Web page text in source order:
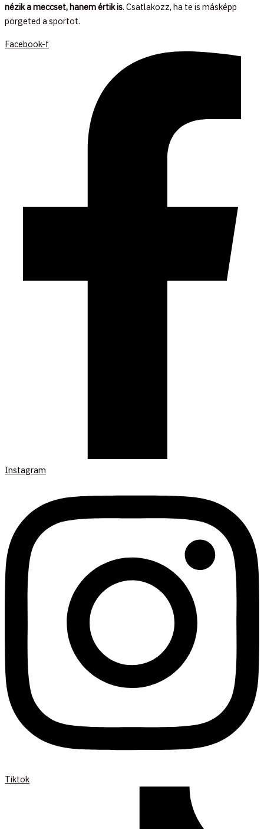
nézik a meccset, hanem értik is. Csatlakozz, ha te is másképp
pörgeted a sportot.
Facebook-f
Instagram
Tiktok